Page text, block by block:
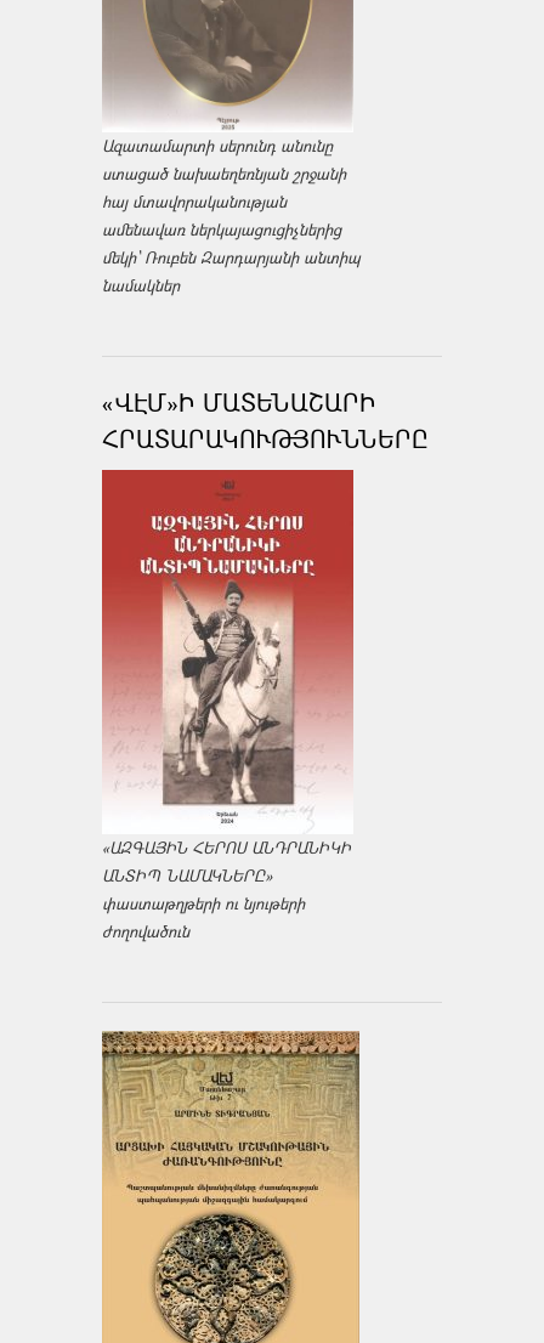
Ազատամարտի սերունդ անունը
ստացած նախաեղեռնյան շրջանի
հայ մտավորականության
ամենավառ ներկայացուցիչներից
մեկի՝ Ռուբեն Զարդարյանի անտիպ
նամակներ
«ՎԷՄ»Ի ՄԱՏԵՆԱՇԱՐԻ
ՀՐԱՏԱՐԱԿՈՒԹՅՈՒՆՆԵՐԸ
«ԱԶԳԱՅԻՆ ՀԵՐՈՍ ԱՆԴՐԱՆԻԿԻ
ԱՆՏԻՊ ՆԱՄԱԿՆԵՐԸ»
փաստաթղթերի ու նյութերի
ժողովածուն